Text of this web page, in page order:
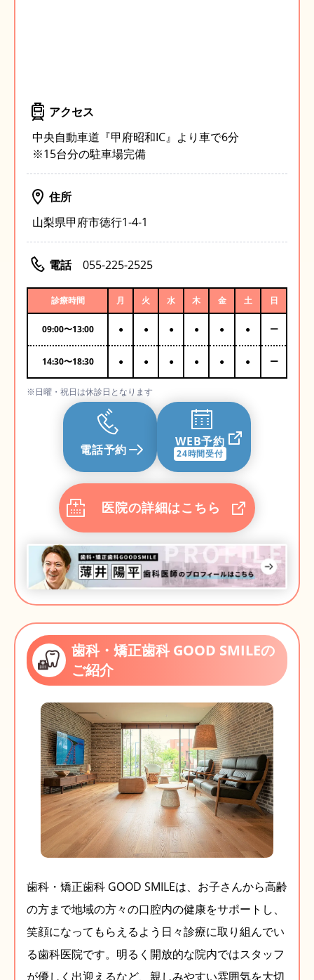
アクセス
中央自動車道『甲府昭和IC』より車で6分
※15台分の駐車場完備
住所
山梨県甲府市徳行1-4-1
電話 055-225-2525
診療時間 月 火 水 木 金 土 日
09:00〜13:00 ● ● ● ● ● ● ー
14:30〜18:30 ● ● ● ● ● ● ー
※日曜・祝日は休診日となります
電話予約
WEB予約
24時間受付
医院の詳細はこちら
歯科・矯正歯科 GOOD SMILEの
ご紹介
歯科・矯正歯科 GOOD SMILEは、お子さんから高齢
の方まで地域の方々の口腔内の健康をサポートし、
笑顔になってもらえるよう日々診療に取り組んでい
る歯科医院です。明るく開放的な院内ではスタッフ
が優しく出迎えるなど、親しみやすい雰囲気を大切